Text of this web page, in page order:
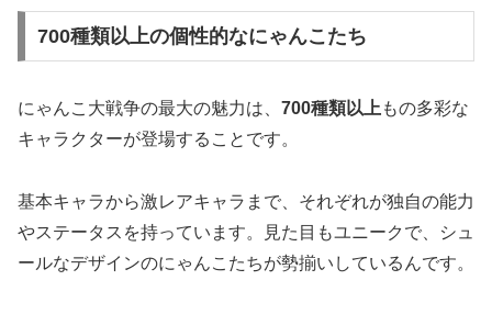
700種類以上の個性的なにゃんこたち
にゃんこ大戦争の最大の魅力は、 700種類以上 もの多彩な
キャラクターが登場することです。
基本キャラから激レアキャラまで、それぞれが独自の能力
やステータスを持っています。見た目もユニークで、シュ
ールなデザインのにゃんこたちが勢揃いしているんです。